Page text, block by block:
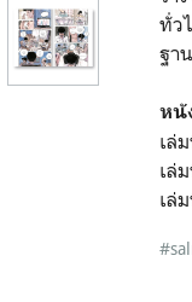
ทั่ว
ฐา
หนั
เล่
เล่
เล่